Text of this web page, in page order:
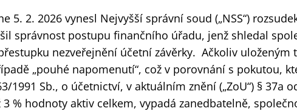
5. 2. 2026 vynesl Nejvyšší správní soud („NSS“)
správnost postupu finančního úřadu, jenž shledal
nezveřejnění účetní závěrky. Ačkoliv uloženým
„pouhé napomenutí“, což v porovnání s pokutou,
1991 Sb., o účetnictví, v aktuálním znění („ZoU“) § 37a
3 % hodnoty aktiv celkem, vypadá zanedbatelně,